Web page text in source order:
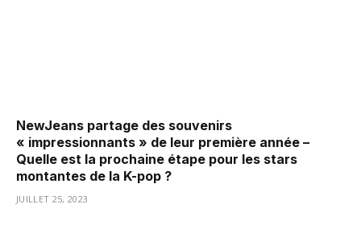
NewJeans partage des souvenirs
« impressionnants » de leur première année –
Quelle est la prochaine étape pour les stars
montantes de la K-pop ?
JUILLET 25, 2023